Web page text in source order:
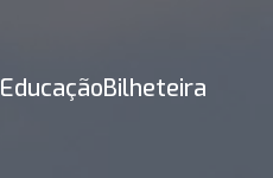
EducaçãoBilheteira